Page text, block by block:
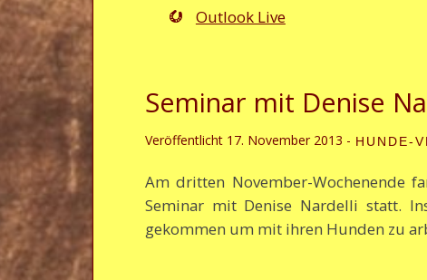
Outlook Live
Seminar mit Denise
Veröffentlicht 17. November 2013 - HUNDE-
Am dritten November-Wochenende
Seminar mit Denise Nardelli statt.
gekommen um mit ihren Hunden zu